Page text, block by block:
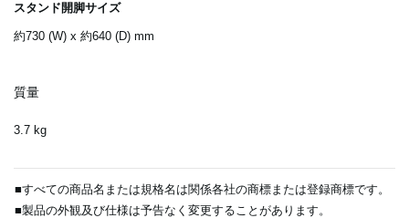
スタンド開脚サイズ
約730 (W) x 約640 (D) mm
質量
3.7 kg
■すべての商品名または規格名は関係各社の商標または登録商標です。
■製品の外観及び仕様は予告なく変更することがあります。